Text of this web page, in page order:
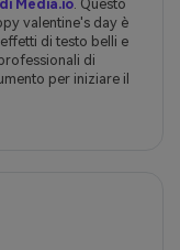
Media.io. Questo
valentine's day è
di testo belli e
di
per iniziare il